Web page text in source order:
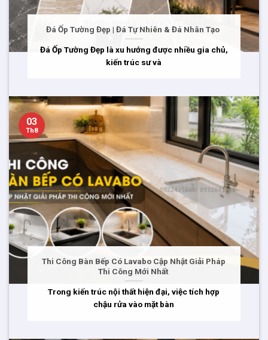
Đá Ốp Tường Đẹp | Đá Tự Nhiên & Đá Nhân Tạo
Đá Ốp Tường Đẹp là xu hướng được nhiều gia chủ,
kiến trúc sư và
Thi Công Bàn Bếp Có Lavabo Cập Nhật Giải Pháp
Thi Công Mới Nhất
Trong kiến trúc nội thất hiện đại, việc tích hợp
chậu rửa vào mặt bàn
03
Th8